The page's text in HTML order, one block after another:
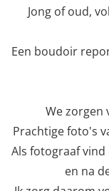
Jong of oud,
Een boudoir
We zorgen
Prachtige foto's
Als fotograaf
en na